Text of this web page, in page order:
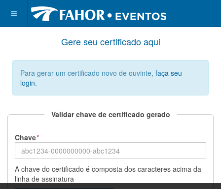
Gere seu certificado aqui
Para gerar um certificado novo de ouvinte,faça seu
login.
Validar chave de certificado gerado
Chave*
A chave do certificado é composta dos caracteres acima da
linha de assinatura